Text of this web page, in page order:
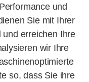
und
Sie mit Ihrer
erreichen Ihre
wir Ihre
so, dass Sie ihre